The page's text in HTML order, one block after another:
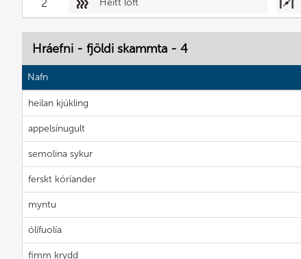
2 Heitt loft
Hráefni - fjöldi skammta - 4
Nafn
heilan kjúkling
appelsínugult
semolina sykur
ferskt kóríander
myntu
ólífuolía
fimm krydd